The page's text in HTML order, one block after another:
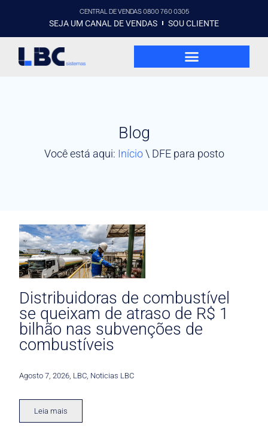
CENTRAL DE VENDAS 0800 760 0305
SEJA UM CANAL DE VENDAS SOU CLIENTE
Blog
Você está aqui: Início\ DFE para posto
Distribuidoras de combustível
se queixam de atraso de R$ 1
bilhão nas subvenções de
combustíveis
Agosto 7, 2026 LBC Noticias LBC
Leia mais